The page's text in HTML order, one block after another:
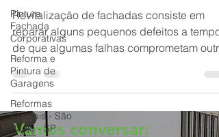
Pintura
Fachada
Corporativas
Reforma e
Pintura de
Garagens
Reformas
Prediais - São
Paulo - SP
- BELO HORIZONTE
Revitalização de fachadas consiste em
reparar alguns pequenos defeitos a tempo
de que algumas falhas comprometam
instalações. BH - MG